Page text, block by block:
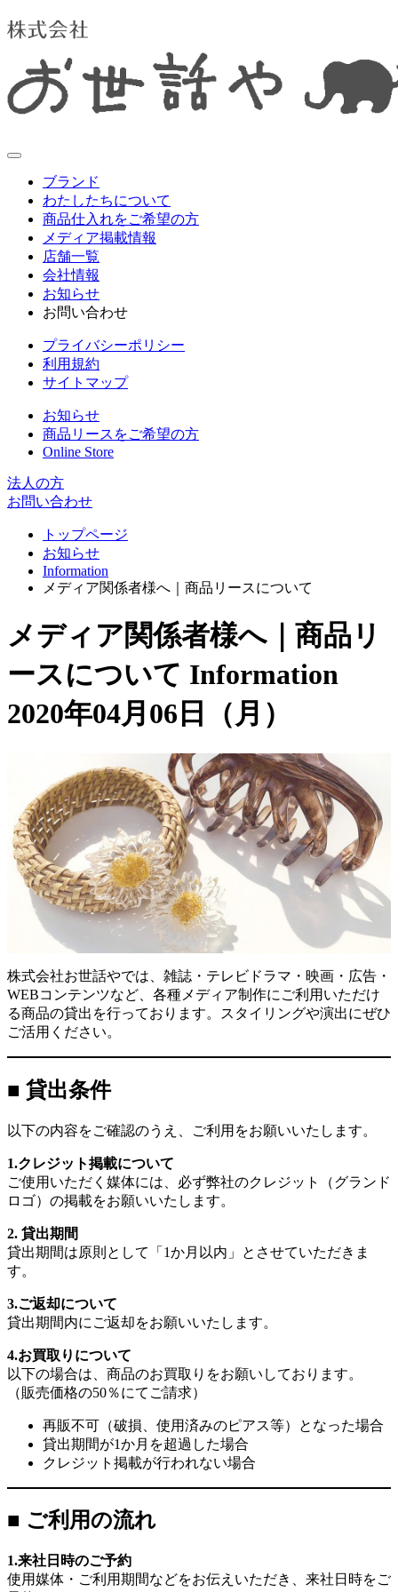
ブランド
ブランド
OSEWAYA
LIMITED NUMBER
Suu her.
Ayatorie
elaia
わたしたちについて
商品仕入れをご希望の方
メディア掲載情報
店舗一覧
会社情報
会社情報
CSR
採用情報
お知らせ
お問い合わせ
個人の方
プライバシーポリシー
利用規約
サイトマップ
お知らせ
商品リースをご希望の方
Online Store
法人の方
お問い合わせ
トップページ
お知らせ
Information
メディア関係者様へ｜商品リースについて
メディア関係者様へ｜商品リ
ースについて Information
2020年04月06日（月）
株式会社お世話やでは、雑誌・テレビドラマ・映画・広告・
WEBコンテンツなど、各種メディア制作にご利用いただけ
る商品の貸出を行っております。スタイリングや演出にぜひ
ご活用ください。
■ 貸出条件
以下の内容をご確認のうえ、ご利用をお願いいたします。
1.クレジット掲載について
ご使用いただく媒体には、必ず弊社のクレジット（グランド
ロゴ）の掲載をお願いいたします。
2. 貸出期間
貸出期間は原則として「1か月以内」とさせていただきま
す。
3.ご返却について
貸出期間内にご返却をお願いいたします。
4.お買取りについて
以下の場合は、商品のお買取りをお願いしております。
（販売価格の50％にてご請求）
再販不可（破損、使用済みのピアス等）となった場合
貸出期間が1か月を超過した場合
クレジット掲載が行われない場合
■ ご利用の流れ
1.来社日時のご予約
使用媒体・ご利用期間などをお伝えいただき、来社日時をご